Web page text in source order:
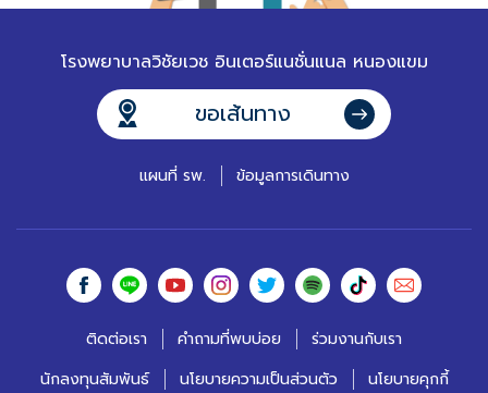
โรงพยาบาลวิชัยเวช อินเตอร์แนชั่นแนล หนองแขม
ขอเส้นทาง
แผนที่ รพ. ข้อมูลการเดินทาง
ติดต่อเรา คำถามที่พบบ่อย
ร่วมงานกับเรา
นักลงทุนสัมพันธ์
นโยบายความเป็นส่วนตัว นโยบายคุกกี้